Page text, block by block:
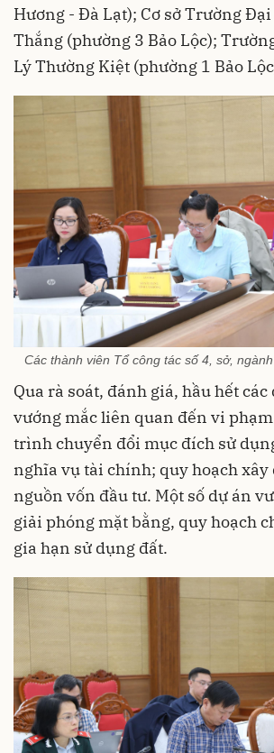
Hương - Đà Lạt); Cơ sở Trường
Thắng (phường 3 Bảo Lộc);
Lý Thường Kiệt (phường 1 Bảo
Các thành viên Tổ công tác số 4, sở,
Qua rà soát, đánh giá, hầu hết các
vướng mắc liên quan đến vi
trình chuyển đổi mục đích sử
nghĩa vụ tài chính; quy hoạch
nguồn vốn đầu tư. Một số dự án
giải phóng mặt bằng, quy hoạch
gia hạn sử dụng đất.